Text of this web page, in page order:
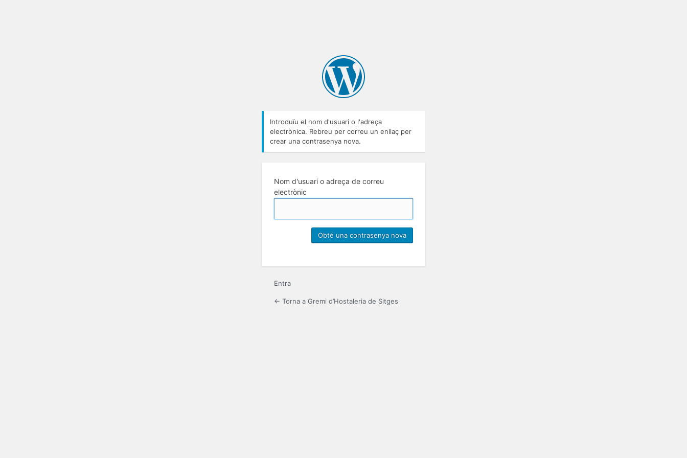
Introduïu el nom d'usuari o l'adreça
electrònica. Rebreu per correu un enllaç per
crear una contrasenya nova.
Nom d'usuari o adreça de correu
electrònic
Entra
← Torna a Gremi d’Hostaleria de Sitges